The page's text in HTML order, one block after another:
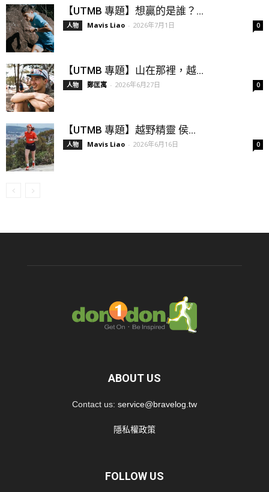
【UTMB 專題】想贏的是誰？...
人物 Mavis Liao - 2026年7月1日 0
【UTMB 專題】山在那裡，越...
人物 鄭匡寓 - 2026年6月27日 0
【UTMB 專題】越野精靈 侯...
人物 Mavis Liao - 2026年6月16日 0
ABOUT US
Contact us: service@bravelog.tw
隱私權政策
FOLLOW US